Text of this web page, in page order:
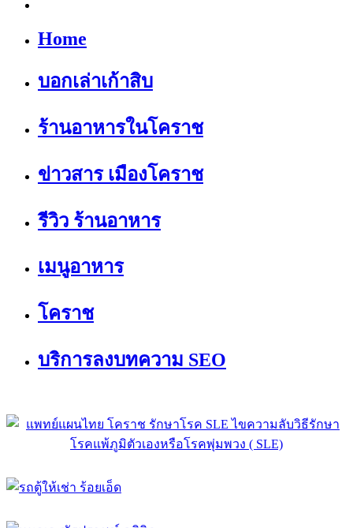
Home
บอกเล่าเก้าสิบ
ร้านอาหารในโคราช
ข่าวสาร เมืองโคราช
รีวิว ร้านอาหาร
เมนูอาหาร
โคราช
บริการลงบทความ SEO